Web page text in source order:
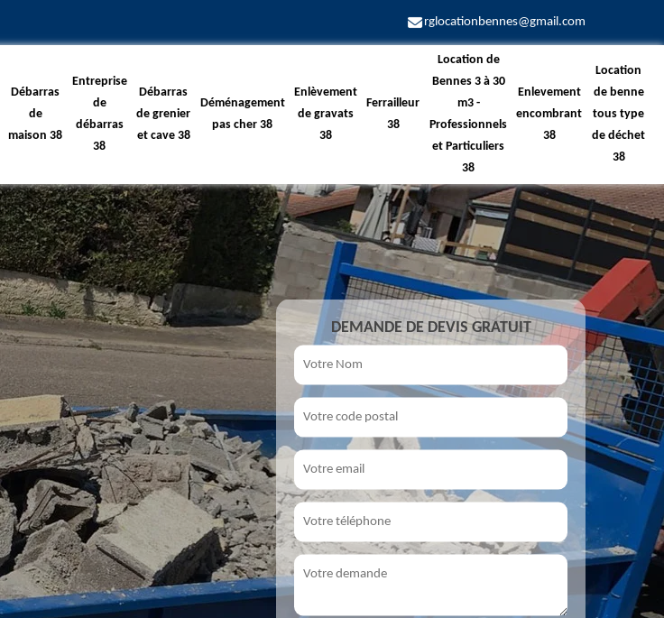
rglocationbennes@gmail.com
Débarras
de
maison 38
Entreprise
de
débarras
38
Débarras
de grenier
et cave 38
Déménagement
pas cher 38
Enlèvement
de gravats
38
Ferrailleur
38
Location de
Bennes 3 à 30
m3 -
Professionnels
et Particuliers
38
Enlevement
encombrant
38
Location
de benne
tous type
de déchet
38
DEMANDE DE DEVIS GRATUIT